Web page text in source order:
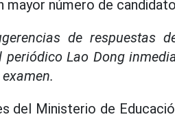
mayor número de
de respuestas
periódico Lao Dong
del Ministerio de